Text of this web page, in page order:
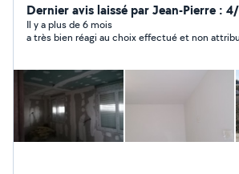
PEINTURE DECO LAQUE POSE ET ENTRETIEN SOLS ET
PARQUETS INTERIEUR EXTÉRIEUR Ravalements.
Entretien jardins et espaces vert
vitres et sols
Dernier avis laissé par Jean-Pierre :
Il y a plus de 6 mois
a très bien réagi au choix effectué et non